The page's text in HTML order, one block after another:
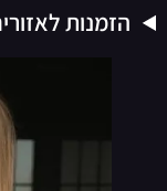
נערות ליווי
הזמנות